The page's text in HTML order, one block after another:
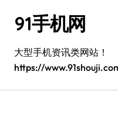
91手机网
大型手机资讯类网站！
https://